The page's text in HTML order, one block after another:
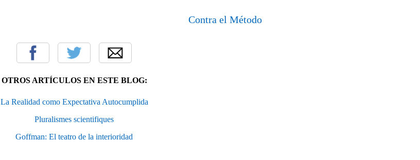
Contra el Método
OTROS ARTÍCULOS EN ESTE BLOG:
La Realidad como Expectativa Autocumplida
Pluralismes scientifiques
Goffman: El teatro de la interioridad